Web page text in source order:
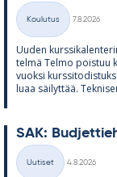
Kategoriat
Koulutus
7.8.2026
Uu­den
telmä Telmo pois­tuu
vuoksi
luaa säi­lyt­tää.
SAK:
Kategoriat
Uutiset
4.8.2026